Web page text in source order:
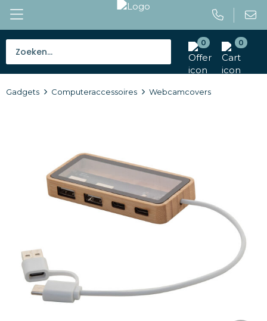
0 0
Tassen
Drinkwaren
Gereedschap en veiligheid
Snoepgoed
Gadgets Computeraccessoires Webcamcovers